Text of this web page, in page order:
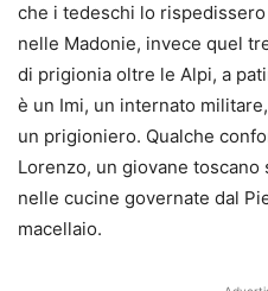
che i tedeschi lo rispedissero
nelle Madonie, invece quel
di prigionia oltre le Alpi, a
è un Imi, un internato
un prigioniero. Qualche
Lorenzo, un giovane
nelle cucine governate dal
macellaio.